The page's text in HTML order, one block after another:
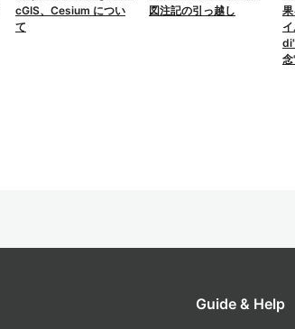
cGIS、Cesium につい
て
図注記の引っ越し
Guide & Help